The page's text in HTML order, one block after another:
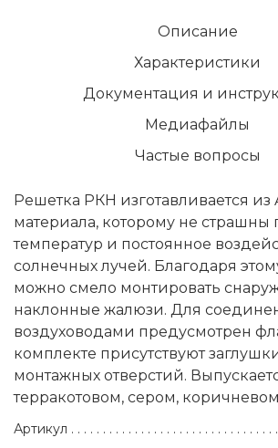
Описание
Характеристики
Документация и
Медиафайлы
Частые вопросы
Решетка РКН изготавливается из
материала, которому не страшны
температур и постоянное
солнечных лучей. Благодаря
можно смело монтировать
наклонные жалюзи. Для
воздуховодами предусмотрен
комплекте присутствуют
монтажных отверстий.
терракотовом, сером,
Артикул